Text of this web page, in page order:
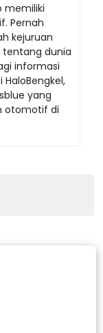
memiliki
Pernah
kejuruan
dunia
informasi
yang
otomotif di